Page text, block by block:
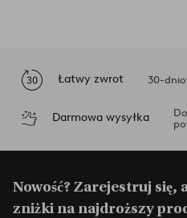
Łatwy zwrot 30-
Darmowa wysyłka
Nowość? Zarejestruj się,
zniżki na najdroższy